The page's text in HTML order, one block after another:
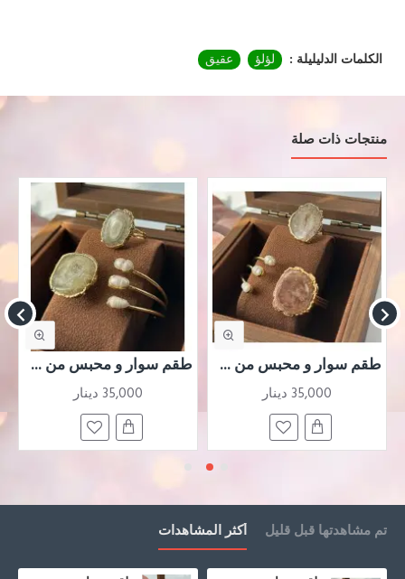
الكلمات الدليليلة : لؤلؤ عقيق
منتجات ذات صلة
طقم سوار و محبس من حجر العقيق المطحون البني
35,000 دينار
طقم سوار و محبس من حجر العقيق المطحون الاصفر
35,000 دينار
تم مشاهدتها قبل قليل أكثر المشاهدات